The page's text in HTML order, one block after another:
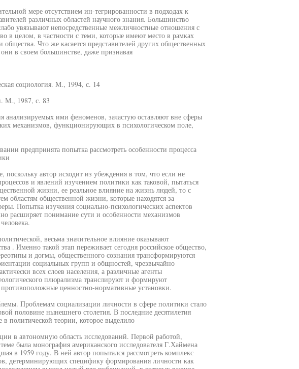
мере отсутствием ин-тегрированности в подходах к
различных областей научного знания. Большинство
увязывают непосредственные межличностные отношения с
целом, в частности с теми, которые имеют место в рамках
Что же касается представителей других общественных
в своем большинстве, даже признавая
социология. М., 1994, с. 14
М., 1987, с. 83
анализируемых ими феноменов, зачастую оставляют вне сферы
механизмов, функционирующих в психологическом поле,
предпринята попытка рассмотреть особенности процесса
поскольку автор исходит из убеждения в том, что если не
и явлений изучением политики как таковой, пытаться
жизни, ее реальное влияние на жизнь людей, то с
областям общественной жизни, которые находятся за
Попытка изучения социально-психологических аспектов
расширяет понимание сути и особенности механизмов
весьма значительное влияние оказывают
. Именно такой этап переживает сегодня российское общество,
и догмы, общественного сознания трансформируются
социальных групп и общностей, чрезвычайно
всех слоев населения, а различные агенты
плюрализма транслируют и формируют
ценностно-нормативные установки.
Проблемам социализации личности в сфере политики стало
половине нынешнего столетия. В последние десятилетия
политической теории, которое выделило
в автономную область исследований. Первой работой,
была монография американского исследователя Г.Хаймена
в 1959 году. В ней автор попытался рассмотреть комплекс
детерминирующих специфику формирования личности как